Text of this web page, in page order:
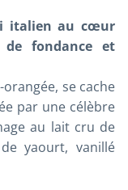
italien au cœur
de fondanceet
se cache
par une célèbre
au lait cru de
yaourt, vanillé